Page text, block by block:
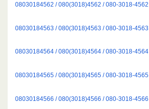
08030184562 / 080(3018)4562 / 080-3018-4562
08030184563 / 080(3018)4563 / 080-3018-4563
08030184564 / 080(3018)4564 / 080-3018-4564
08030184565 / 080(3018)4565 / 080-3018-4565
08030184566 / 080(3018)4566 / 080-3018-4566